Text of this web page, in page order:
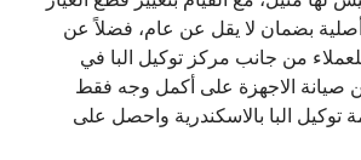
بضمان لا يقل عن عام، فضلاً عن
من جانب مركز توكيل البا في
صيانة الاجهزة على أكمل وجه فقط
البا بالاسكندرية واحصل على